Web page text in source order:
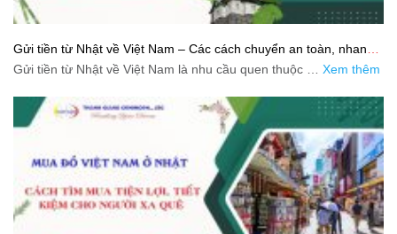
Gửi tiền từ Nhật về Việt Nam – Các cách chuyển an toàn, nhanh
và tiết kiệm
Gửi tiền từ Nhật về Việt Nam là nhu cầu quen thuộc … Xem thêm